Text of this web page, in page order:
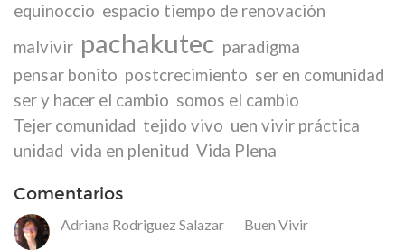
equinoccio espacio tiempo de renovación
malvivir pachakutec paradigma
pensar bonito postcrecimiento ser en comunidad
ser y hacer el cambio somos el cambio
Tejer comunidad tejido vivo uen vivir práctica
unidad vida en plenitud Vida Plena
Comentarios
Adriana Rodriguez Salazar Buen Vivir